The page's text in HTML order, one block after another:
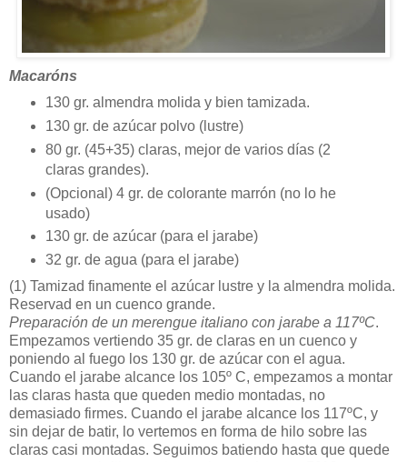
Macaróns
130 gr. almendra molida y bien tamizada.
130 gr. de azúcar polvo (lustre)
80 gr. (45+35) claras, mejor de varios días (2
claras grandes).
(Opcional) 4 gr. de colorante marrón (no lo he
usado)
130 gr. de azúcar (para el jarabe)
32 gr. de agua (para el jarabe)
(1) Tamizad finamente el azúcar lustre y la almendra molida.
Reservad en un cuenco grande.
Preparación de un merengue italiano con jarabe a 117ºC.
Empezamos vertiendo 35 gr. de claras en un cuenco y
poniendo al fuego los 130 gr. de azúcar con el agua.
Cuando el jarabe alcance los 105º C, empezamos a montar
las claras hasta que queden medio montadas, no
demasiado firmes. Cuando el jarabe alcance los 117ºC, y
sin dejar de batir, lo vertemos en forma de hilo sobre las
claras casi montadas. Seguimos batiendo hasta que quede